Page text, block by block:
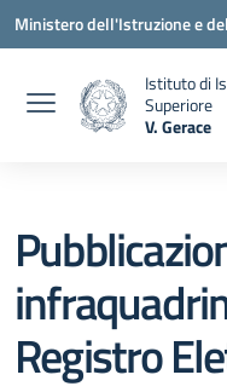
Vai ai contenuti
Vai al menu di navigazione
Vai al footer
Ministero dell'Istruzione e
Istituto di
Superiore
V. Gerace
Registro